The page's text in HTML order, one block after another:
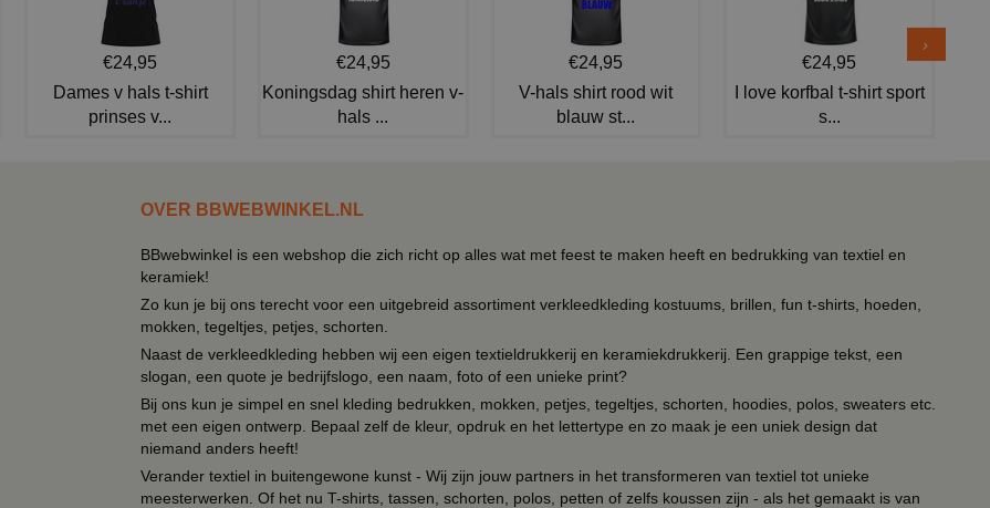
€24,95
Dames v hals t-shirt
prinses v...
€24,95
Koningsdag shirt heren v-
hals ...
€24,95
V-hals shirt rood wit
blauw st...
€24,95
I love korfbal t-shirt sport
s...
OVER BBWEBWINKEL.NL
BBwebwinkel is een webshop die zich richt op alles wat met feest te maken heeft en bedrukking van textiel en
keramiek!
Zo kun je bij ons terecht voor een uitgebreid assortiment verkleedkleding kostuums, brillen, fun t-shirts, hoeden,
mokken, tegeltjes, petjes, schorten.
Naast de verkleedkleding hebben wij een eigen textieldrukkerij en keramiekdrukkerij. Een grappige tekst, een
slogan, een quote je bedrijfslogo, een naam, foto of een unieke print?
Bij ons kun je simpel en snel kleding bedrukken, mokken, petjes, tegeltjes, schorten, hoodies, polos, sweaters etc.
met een eigen ontwerp. Bepaal zelf de kleur, opdruk en het lettertype en zo maak je een uniek design dat
niemand anders heeft!
Verander textiel in buitengewone kunst - Wij zijn jouw partners in het transformeren van textiel tot unieke
meesterwerken. Of het nu T-shirts, tassen, schorten, polos, petten of zelfs koussen zijn - als het gemaakt is van